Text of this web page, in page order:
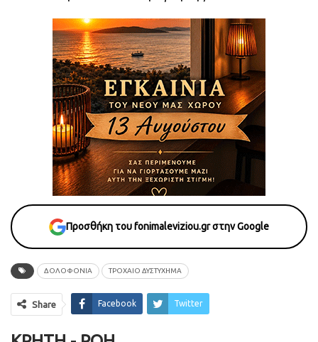
Προσθήκη του fonimaleviziou.gr στην Google
ΔΟΛΟΦΟΝΙΑ ΤΡΟΧΑΙΟ ΔΥΣΤΥΧΗΜΑ
Share Facebook Twitter